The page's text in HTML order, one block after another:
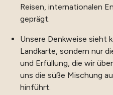
Reisen, internationalen
geprägt.
Unsere Denkweise sieht
Landkarte, sondern nur
und Erfüllung, die wir
uns die süße Mischung
hinführt.